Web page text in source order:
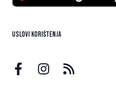
Uslovi korištenja